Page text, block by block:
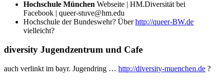
Hochschule München Webseite | HM.Diversität bei
Facebook | queer-stuve@hm.edu
Hochschule der Bundeswehr? Überhttp://queer-BW.de
vielleicht?
diversity Jugendzentrum und Cafe
auch verlinkt im bayr. Jugendring … http://diversity-muenchen.de ?